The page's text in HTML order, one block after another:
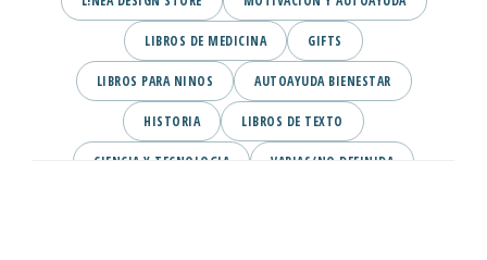
LIBROS DE MEDICINA GIFTS
LIBROS PARA NINOS AUTOAYUDA BIENESTAR
HISTORIA LIBROS DE TEXTO
CIENCIA Y TECNOLOGIA VARIAS/NO DEFINIDA